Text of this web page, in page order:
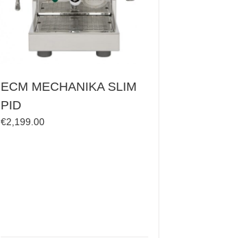
ECM MECHANIKA SLIM
PID
€2,199.00